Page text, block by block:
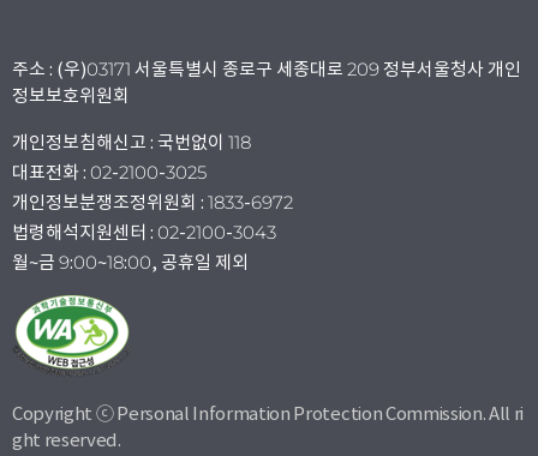
주소 : (우)03171 서울특별시 종로구 세종대로 209 정부서울청사 개인
정보보호위원회
개인정보침해신고 : 국번없이 118
대표전화 : 02-2100-3025
개인정보분쟁조정위원회 : 1833-6972
법령해석지원센터 : 02-2100-3043
월~금 9:00~18:00, 공휴일 제외
Copyright ⓒ Personal Information Protection Commission. All ri
ght reserved.